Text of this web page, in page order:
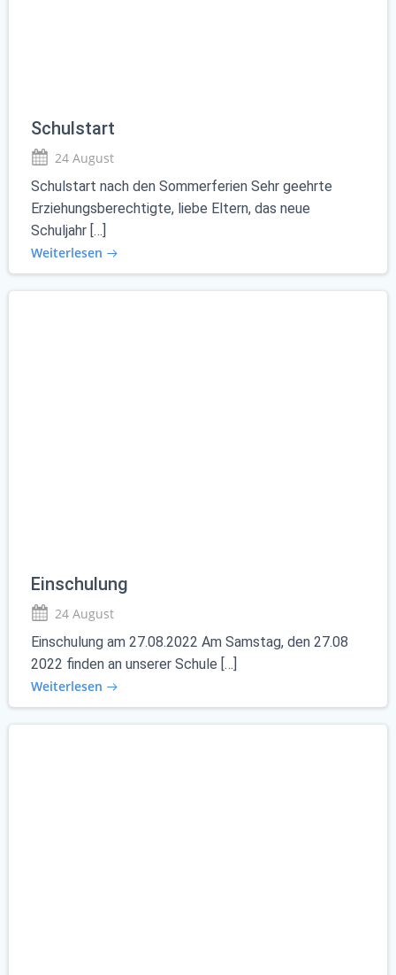
Schulstart
24 August
Schulstart nach den Sommerferien Sehr geehrte
Erziehungsberechtigte, liebe Eltern, das neue
Schuljahr […]
Weiterlesen
Einschulung
24 August
Einschulung am 27.08.2022 Am Samstag, den 27.08
2022 finden an unserer Schule […]
Weiterlesen